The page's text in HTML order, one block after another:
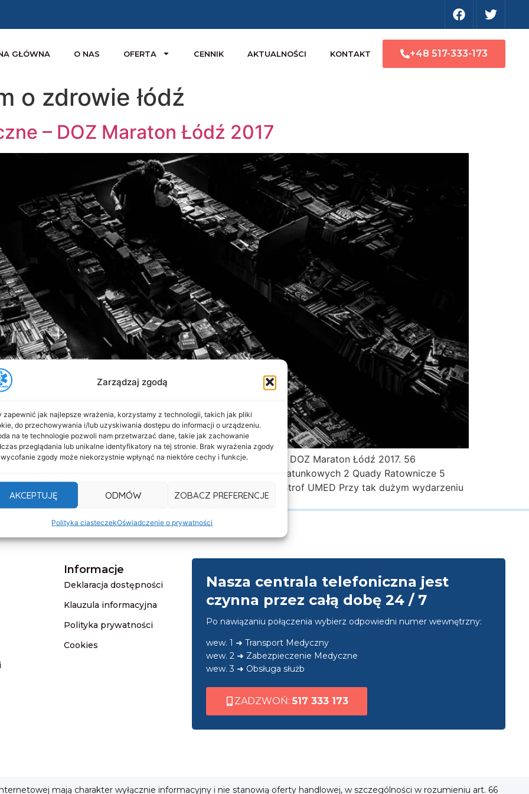
Zarządzaj zgodą
zapewnić jak najlepsze wrażenia, korzystamy z technologii, takich jak pliki
do przechowywania i/lub uzyskiwania dostępu do informacji o urządzeniu.
na te technologie pozwoli nam przetwarzać dane, takie jak zachowanie
przeglądania lub unikalne identyfikatory na tej stronie. Brak wyrażenia zgody
zgody może niekorzystnie wpłynąć na niektóre cechy i funkcje.
AKCEPTUJĘ ODMÓW ZOBACZ PREFERENCJE
Polityka ciasteczekOświadczenie o prywatności
GŁÓWNA O NAS OFERTA CENNIK AKTUALNOŚCI KONTAKT +48 517-333-173
o zdrowie łódź
– DOZ Maraton Łódź 2017
wspólnie z QuadRescueSquad zabezpieczać medycznie DOZ Maraton Łódź 2017. 56
P)
3 Lekarzy 2 Koordynatorów Medycznych 5 Rowerów Ratunkowych 2 Quady Ratownicze 5
Studenckiego Koła Medycyny Ratunkowej i Medycyny Katastrof UMED Przy tak dużym wydarzeniu
i środków które dostarczyły […]
Informacje
Deklaracja dostępności
Klauzula informacyjna
Polityka prywatności
Cookies
Nasza centrala telefoniczna jest
czynna przez całą dobę 24 / 7
Po nawiązaniu połączenia wybierz odpowiedni numer wewnętrzny:
wew. 1 ➜ Transport Medyczny
wew. 2 ➜ Zabezpieczenie Medyczne
wew. 3 ➜ Obsługa służb
ZADZWOŃ:517 333 173
mają charakter wyłącznie informacyjny i nie stanowią oferty handlowej, w szczególności w rozumieniu art. 66